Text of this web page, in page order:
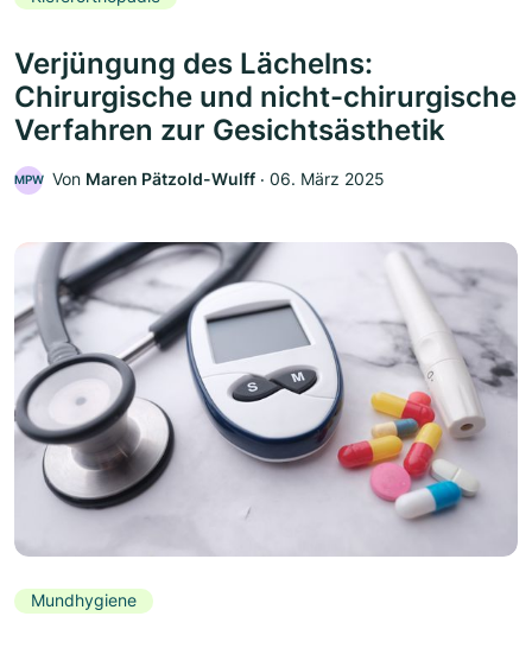
Verjüngung des Lächelns:
Chirurgische und nicht-chirurgische
Verfahren zur Gesichtsästhetik
MPW Von Maren Pätzold-Wulff ‧ 06. März 2025
Mundhygiene